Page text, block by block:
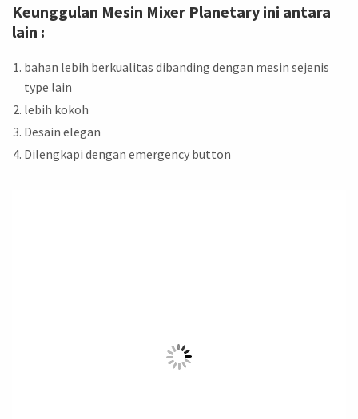
Keunggulan Mesin Mixer Planetary ini antara
lain :
bahan lebih berkualitas dibanding dengan mesin sejenis
type lain
lebih kokoh
Desain elegan
Dilengkapi dengan emergency button